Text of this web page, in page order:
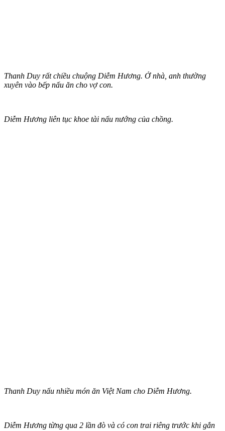
Thanh Duy rất chiều chuộng Diễm Hương. Ở nhà, anh thường
xuyên vào bếp nấu ăn cho vợ con.
Diễm Hương liên tục khoe tài nấu nướng của chồng.
Thanh Duy nấu nhiều món ăn Việt Nam cho Diễm Hương.
Diễm Hương từng qua 2 lần đò và có con trai riêng trước khi gắn